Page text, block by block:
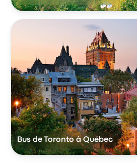
Bus de Toronto à Québec